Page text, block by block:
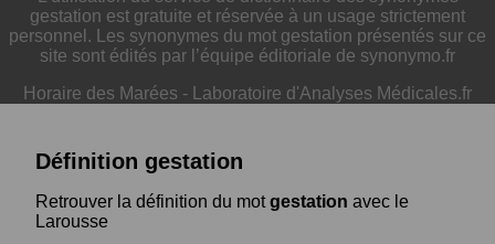
gestation est gratuite et réservée à un usage strictement
personnel. Les synonymes du mot gestation présentés sur ce
site sont édités par l’équipe éditoriale de synonymo.fr
Horaire des Marées - Laboratoire d'Analyses Médicales.fr
Définition gestation
Retrouver la définition du motgestation avec le
Larousse